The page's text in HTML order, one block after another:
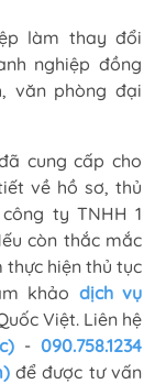
làm thay đổi
nghiệp đồng
văn phòng đại
cung cấp cho
về hồ sơ, thủ
ty TNHH 1
còn thắc mắc
hiện thủ tục
khảo dịch vụ
Việt. Liên hệ
- 090.758.1234
để được tư vấn